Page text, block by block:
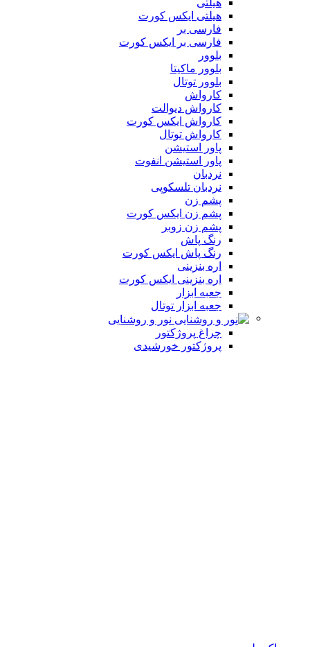
هیلتی ایکس کورت
فارسی بر
فارسی بر ایکس کورت
بلوور
بلوور ماکیتا
بلوور توتال
کارواش
کارواش دیوالت
کارواش ایکس کورت
کارواش توتال
پاور استیشن
پاور استیشن انفوت
نردبان
نردبان تلسکوپی
پشم زن
پشم زن ایکس کورت
پشم زن زوبر
رنگ پاش
رنگ پاش ایکس کورت
اره بنزینی
اره بنزینی ایکس کورت
جعبه ابزار
جعبه ابزار توتال
نور و روشنایی
چراغ پروژکتور
پروژکتور خورشیدی